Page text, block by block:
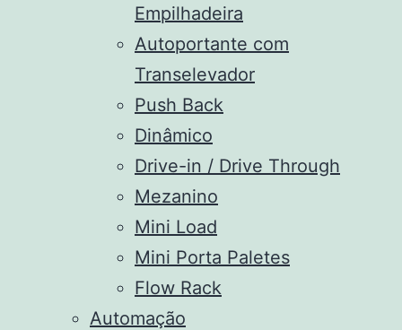
Empilhadeira
Autoportante com
Transelevador
Push Back
Dinâmico
Drive-in / Drive Through
Mezanino
Mini Load
Mini Porta Paletes
Flow Rack
Automação